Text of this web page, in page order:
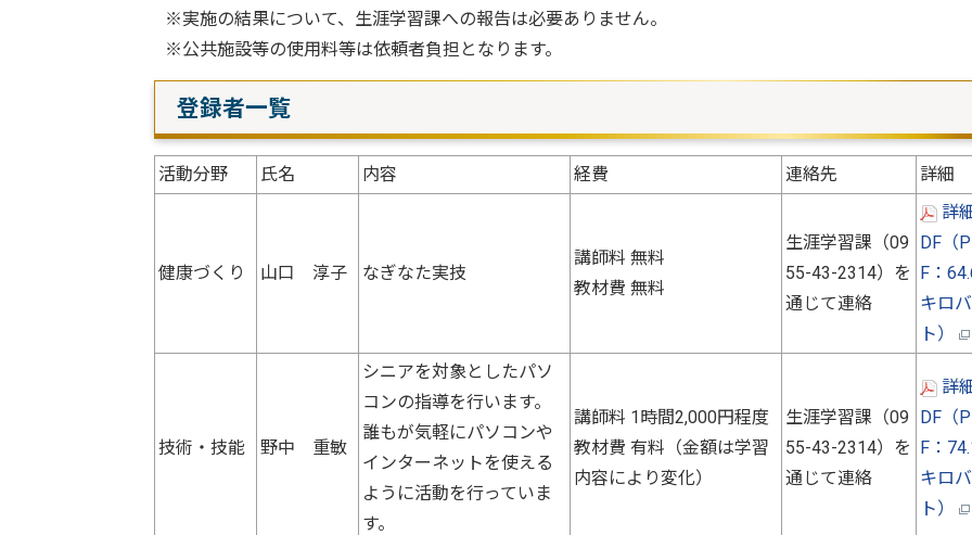
※実施の結果について、生涯学習課への報告は必要ありません。
※公共施設等の使用料等は依頼者負担となります。
登録者一覧
活動分野 氏名 内容 経費 連絡先 詳細
健康づくり 山口 淳子 なぎなた実技
講師料 無料
教材費 無料
生涯学習課（09
55-43-2314）を
通じて連絡
詳
DF（
F：
キロ
ト）
技術・技能 野中 重敏
シニアを対象としたパソ
コンの指導を行います。
誰もが気軽にパソコンや
インターネットを使える
ように活動を行っていま
す。
講師料 1時間2,000円程度
教材費 有料（金額は学習
内容により変化）
生涯学習課（09
55-43-2314）を
通じて連絡
詳
DF（
F：
キロ
ト）